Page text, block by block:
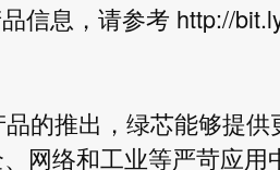
信息，请参考 http://
的推出，绿芯能够提供
网络和工业等严苛应用